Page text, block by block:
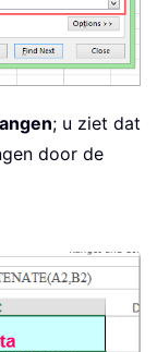
; u ziet dat
door de